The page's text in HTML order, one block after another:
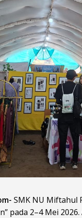
SMK NU Miftahul
pada 2–4 Mei